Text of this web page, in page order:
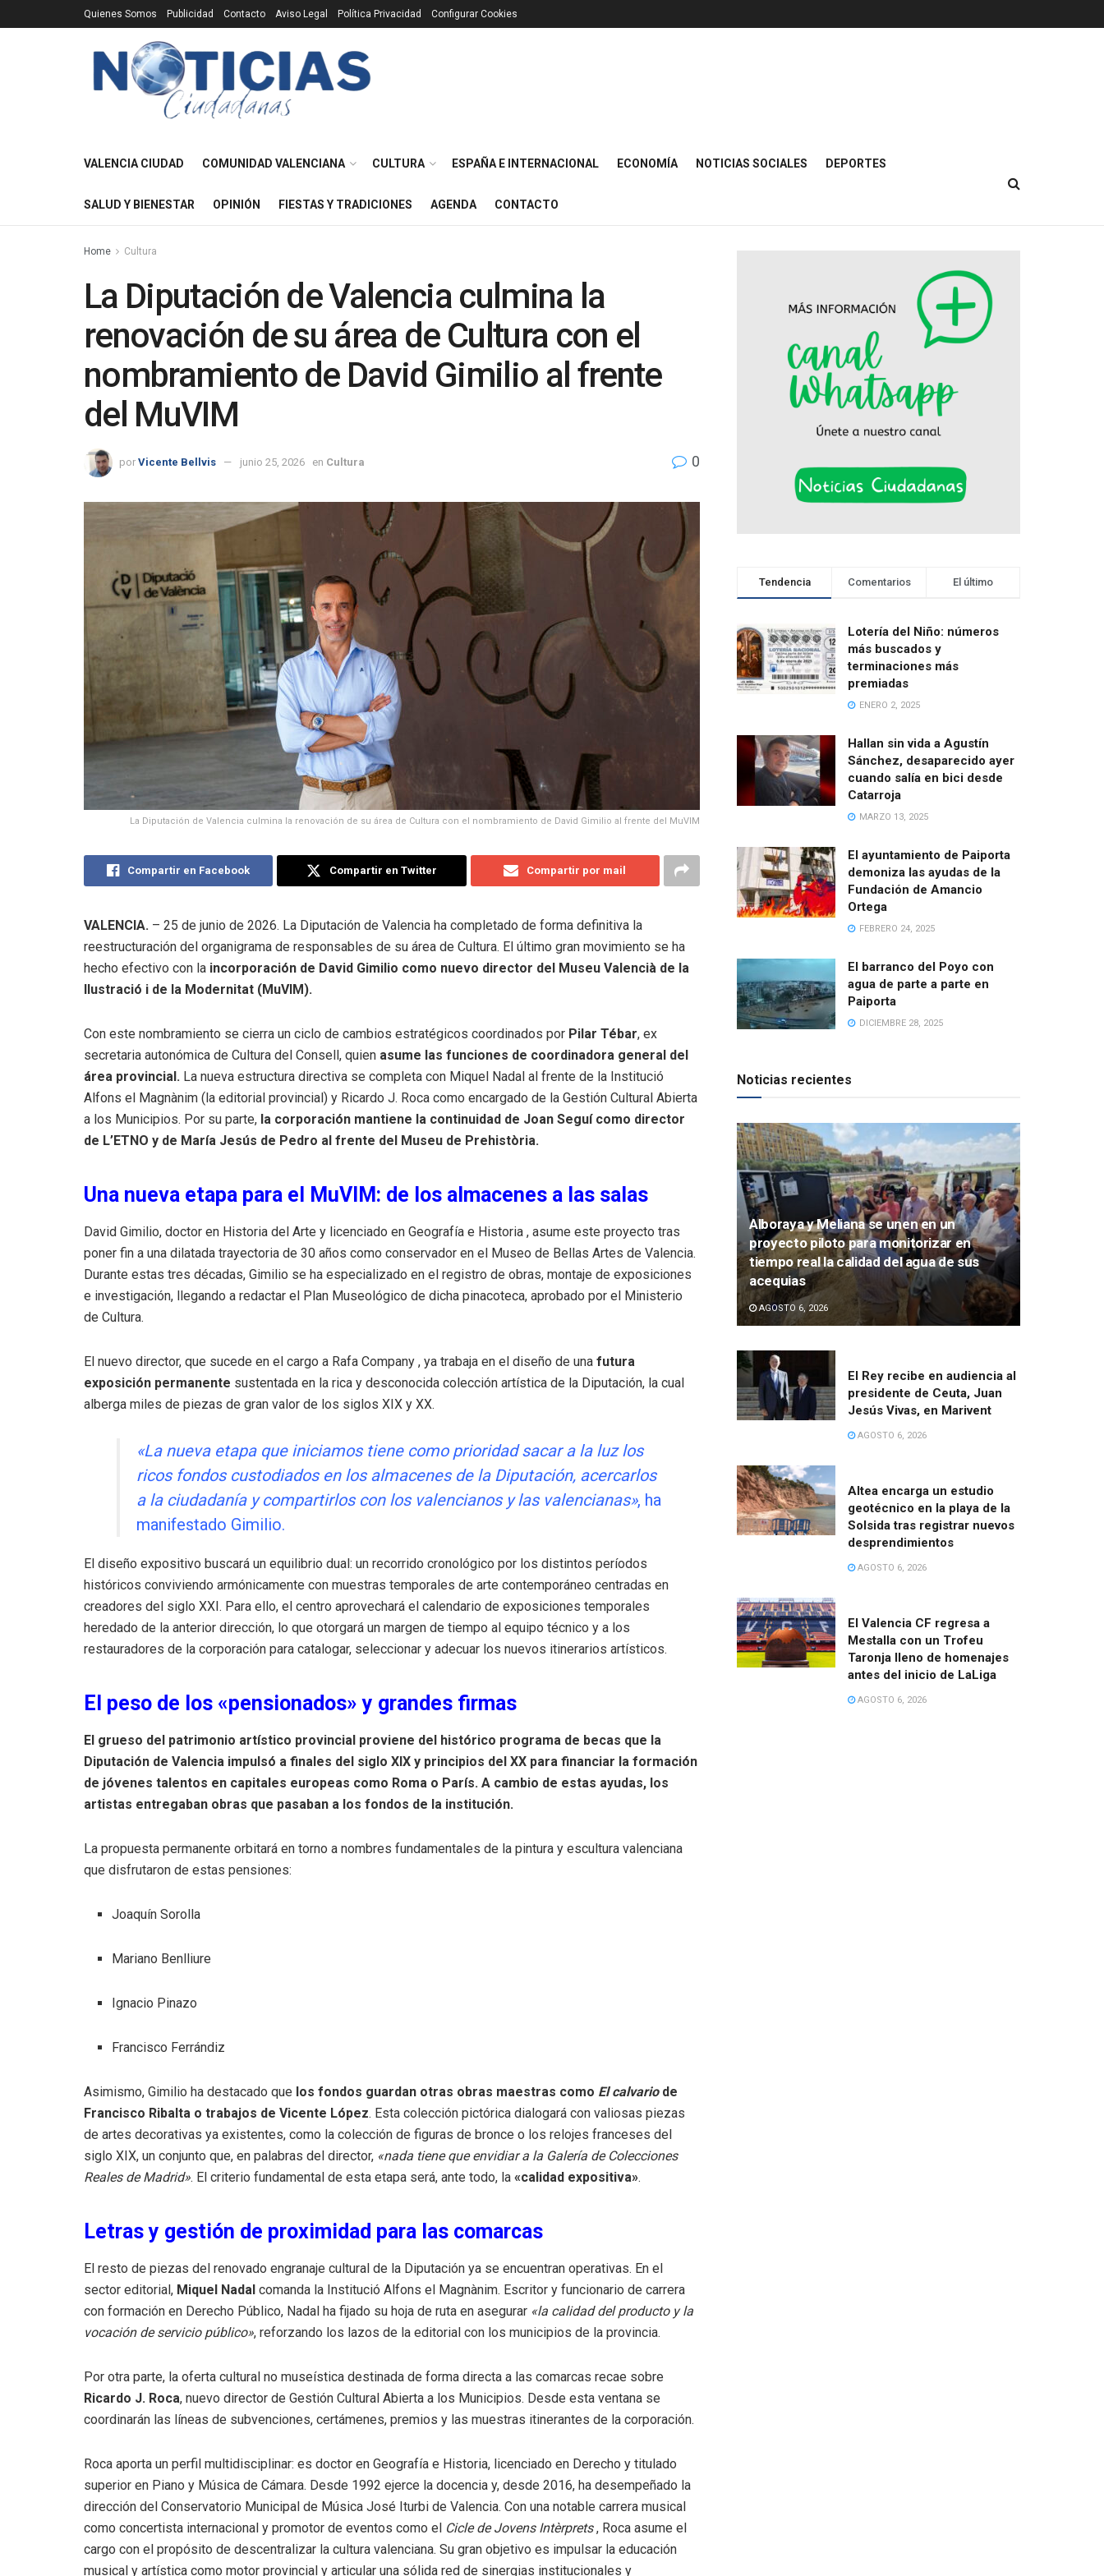
Quienes Somos Publicidad Contacto Aviso Legal Política Privacidad Configurar Cookies
VALENCIA CIUDAD COMUNIDAD VALENCIANA CULTURA ESPAÑA E INTERNACIONAL ECONOMÍA NOTICIAS SOCIALES DEPORTES
SALUD Y BIENESTAR OPINIÓN FIESTAS Y TRADICIONES AGENDA CONTACTO
Home Cultura
La Diputación de Valencia culmina la
renovación de su área de Cultura con el
nombramiento de David Gimilio al frente
del MuVIM
por Vicente Bellvis junio 25, 2026 en Cultura 0
La Diputación de Valencia culmina la renovación de su área de Cultura con el nombramiento de David Gimilio al frente del MuVIM
Compartir en Facebook Compartir en Twitter Compartir por mail
VALENCIA. – 25 de junio de 2026. La Diputación de Valencia ha completado de forma definitiva la
reestructuración del organigrama de responsables de su área de Cultura. El último gran movimiento se ha
hecho efectivo con la incorporación de David Gimilio como nuevo director del Museu Valencià de la
Ilustració i de la Modernitat (MuVIM).
Con este nombramiento se cierra un ciclo de cambios estratégicos coordinados por Pilar Tébar, ex
secretaria autonómica de Cultura del Consell, quien asume las funciones de coordinadora general del
área provincial. La nueva estructura directiva se completa con Miquel Nadal al frente de la Institució
Alfons el Magnànim (la editorial provincial) y Ricardo J. Roca como encargado de la Gestión Cultural Abierta
a los Municipios. Por su parte, la corporación mantiene la continuidad de Joan Seguí como director
de L’ETNO y de María Jesús de Pedro al frente del Museu de Prehistòria.
Una nueva etapa para el MuVIM: de los almacenes a las salas
David Gimilio, doctor en Historia del Arte y licenciado en Geografía e Historia , asume este proyecto tras
poner fin a una dilatada trayectoria de 30 años como conservador en el Museo de Bellas Artes de Valencia.
Durante estas tres décadas, Gimilio se ha especializado en el registro de obras, montaje de exposiciones
e investigación, llegando a redactar el Plan Museológico de dicha pinacoteca, aprobado por el Ministerio
de Cultura.
El nuevo director, que sucede en el cargo a Rafa Company , ya trabaja en el diseño de una futura
exposición permanente sustentada en la rica y desconocida colección artística de la Diputación, la cual
alberga miles de piezas de gran valor de los siglos XIX y XX.
«La nueva etapa que iniciamos tiene como prioridad sacar a la luz los
ricos fondos custodiados en los almacenes de la Diputación, acercarlos
a la ciudadanía y compartirlos con los valencianos y las valencianas», ha
manifestado Gimilio.
El diseño expositivo buscará un equilibrio dual: un recorrido cronológico por los distintos períodos
históricos conviviendo armónicamente con muestras temporales de arte contemporáneo centradas en
creadores del siglo XXI. Para ello, el centro aprovechará el calendario de exposiciones temporales
heredado de la anterior dirección, lo que otorgará un margen de tiempo al equipo técnico y a los
restauradores de la corporación para catalogar, seleccionar y adecuar los nuevos itinerarios artísticos.
El peso de los «pensionados» y grandes firmas
El grueso del patrimonio artístico provincial proviene del histórico programa de becas que la
Diputación de Valencia impulsó a finales del siglo XIX y principios del XX para financiar la formación
de jóvenes talentos en capitales europeas como Roma o París. A cambio de estas ayudas, los
artistas entregaban obras que pasaban a los fondos de la institución.
La propuesta permanente orbitará en torno a nombres fundamentales de la pintura y escultura valenciana
que disfrutaron de estas pensiones:
Joaquín Sorolla
Mariano Benlliure
Ignacio Pinazo
Francisco Ferrándiz
Asimismo, Gimilio ha destacado que los fondos guardan otras obras maestras como El calvariode
Francisco Ribalta o trabajos de Vicente López. Esta colección pictórica dialogará con valiosas piezas
de artes decorativas ya existentes, como la colección de figuras de bronce o los relojes franceses del
siglo XIX, un conjunto que, en palabras del director, «nada tiene que envidiar a la Galería de Colecciones
Reales de Madrid». El criterio fundamental de esta etapa será, ante todo, la «calidad expositiva».
Letras y gestión de proximidad para las comarcas
El resto de piezas del renovado engranaje cultural de la Diputación ya se encuentran operativas. En el
sector editorial, Miquel Nadal comanda la Institució Alfons el Magnànim. Escritor y funcionario de carrera
con formación en Derecho Público, Nadal ha fijado su hoja de ruta en asegurar «la calidad del producto y la
vocación de servicio público», reforzando los lazos de la editorial con los municipios de la provincia.
Por otra parte, la oferta cultural no museística destinada de forma directa a las comarcas recae sobre
Ricardo J. Roca, nuevo director de Gestión Cultural Abierta a los Municipios. Desde esta ventana se
coordinarán las líneas de subvenciones, certámenes, premios y las muestras itinerantes de la corporación.
Roca aporta un perfil multidisciplinar: es doctor en Geografía e Historia, licenciado en Derecho y titulado
superior en Piano y Música de Cámara. Desde 1992 ejerce la docencia y, desde 2016, ha desempeñado la
dirección del Conservatorio Municipal de Música José Iturbi de Valencia. Con una notable carrera musical
como concertista internacional y promotor de eventos como el Cicle de Jovens Intèrprets , Roca asume el
cargo con el propósito de descentralizar la cultura valenciana. Su gran objetivo es impulsar la educación
musical y artística como motor provincial y articular una sólida red de sinergias institucionales y
Tendencia Comentarios El último
Lotería del Niño: números
más buscados y
terminaciones más
premiadas
ENERO 2, 2025
Hallan sin vida a Agustín
Sánchez, desaparecido ayer
cuando salía en bici desde
Catarroja
MARZO 13, 2025
El ayuntamiento de Paiporta
demoniza las ayudas de la
Fundación de Amancio
Ortega
FEBRERO 24, 2025
El barranco del Poyo con
agua de parte a parte en
Paiporta
DICIEMBRE 28, 2025
Noticias recientes
Alboraya y Meliana se unen en un
proyecto piloto para monitorizar en
tiempo real la calidad del agua de sus
acequias
AGOSTO 6, 2026
El Rey recibe en audiencia al
presidente de Ceuta, Juan
Jesús Vivas, en Marivent
AGOSTO 6, 2026
Altea encarga un estudio
geotécnico en la playa de la
Solsida tras registrar nuevos
desprendimientos
AGOSTO 6, 2026
El Valencia CF regresa a
Mestalla con un Trofeu
Taronja lleno de homenajes
antes del inicio de LaLiga
AGOSTO 6, 2026